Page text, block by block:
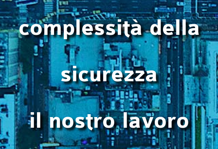
complessità della
sicurezza
il nostro lavoro